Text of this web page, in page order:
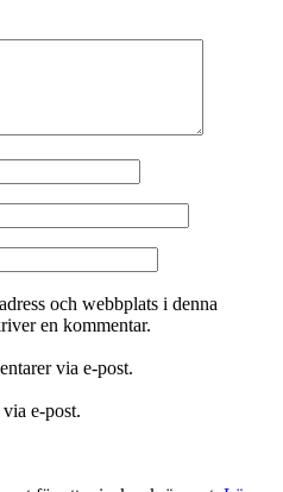
och webbplats i denna
en kommentar.
via e-post.
e-post.